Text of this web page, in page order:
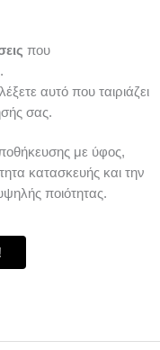
που
αυτό που ταιριάζει
σας.
με ύφος,
κατασκευής και την
ποιότητας.